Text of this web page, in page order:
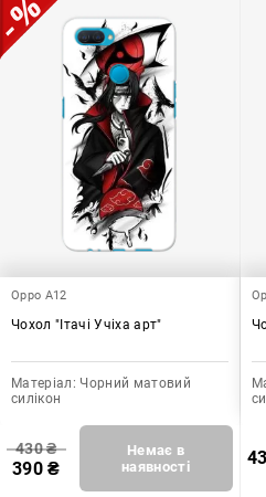
Oppo A12
Чохол "Ітачі Учіха арт"
Матеріал: Чорний матовий
силікон
430₴
390₴
Немає в
наявності